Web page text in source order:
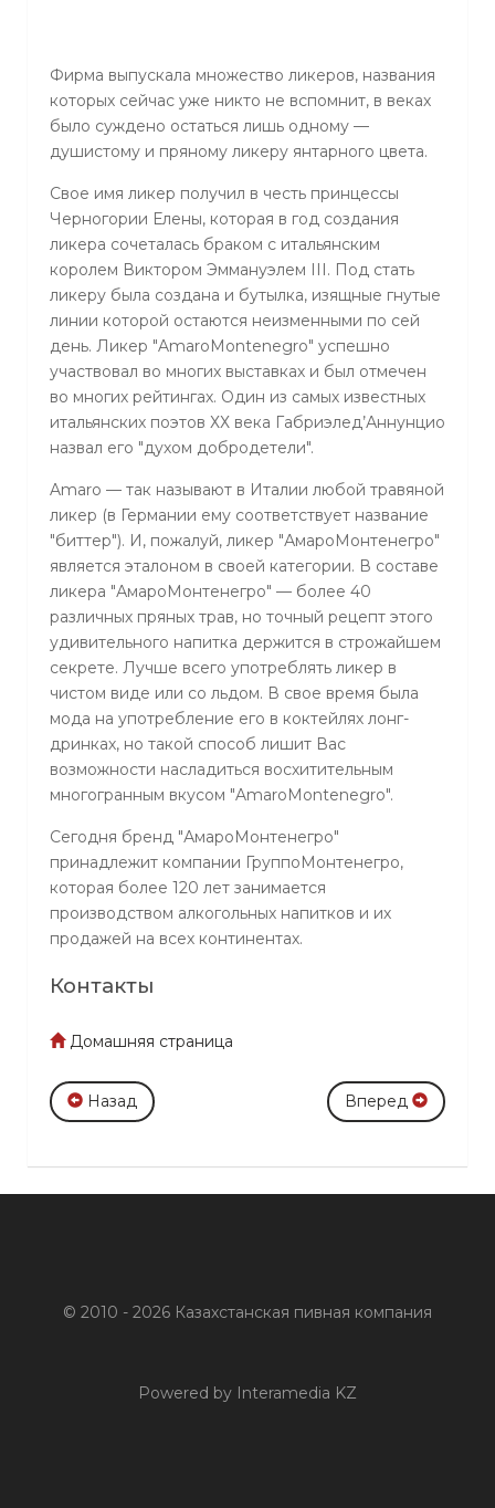
Фирма выпускала множество ликеров, названия
которых сейчас уже никто не вспомнит, в веках
было суждено остаться лишь одному —
душистому и пряному ликеру янтарного цвета.
Свое имя ликер получил в честь принцессы
Черногории Елены, которая в год создания
ликера сочеталась браком с итальянским
королем Виктором Эммануэлем III. Под стать
ликеру была создана и бутылка, изящные гнутые
линии которой остаются неизменными по сей
день. Ликер "AmaroMontenegro" успешно
участвовал во многих выставках и был отмечен
во многих рейтингах. Один из самых известных
итальянских поэтов ХХ века Габриэлед’Аннунцио
назвал его "духом добродетели".
Amaro — так называют в Италии любой травяной
ликер (в Германии ему соответствует название
"биттер"). И, пожалуй, ликер "АмароМонтенегро"
является эталоном в своей категории. В составе
ликера "АмароМонтенегро" — более 40
различных пряных трав, но точный рецепт этого
удивительного напитка держится в строжайшем
секрете. Лучше всего употреблять ликер в
чистом виде или со льдом. В свое время была
мода на употребление его в коктейлях лонг-
дринках, но такой способ лишит Вас
возможности насладиться восхитительным
многогранным вкусом "AmaroMontenegro".
Сегодня бренд "АмароМонтенегро"
принадлежит компании ГруппоМонтенегро,
которая более 120 лет занимается
производством алкогольных напитков и их
продажей на всех континентах.
Контакты
Домашняя страница
Назад Вперед
© 2010 - 2026 Казахстанская пивная компания
Powered by Interamedia KZ